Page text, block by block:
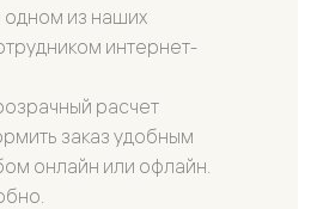
из наших
интернет-
расчет
заказ удобным
онлайн или офлайн.